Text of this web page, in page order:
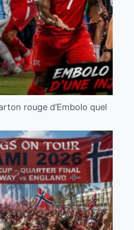
rouge d’Embolo quel